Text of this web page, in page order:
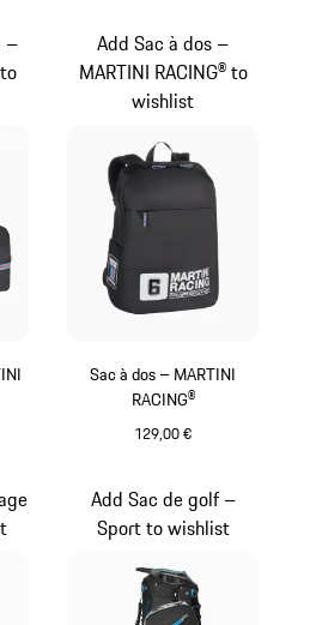
–
Sac à dos – MARTINI
RACING®
129,00 €
Add Sac à dos –
MARTINI RACING® to
wishlist
Add Sac de golf –
Sport to wishlist